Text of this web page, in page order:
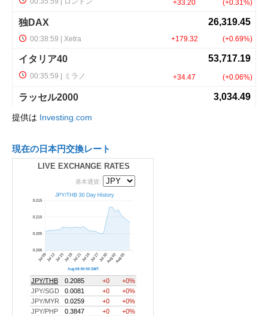
提供は Investing.com
現在の日本円交換レート
LIVE EXCHANGE RATES